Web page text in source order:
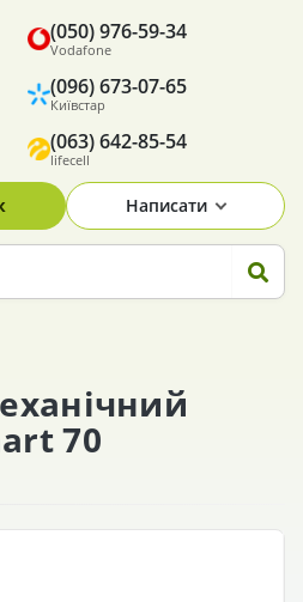
Vodafone
(050) 976-59-34
Київстар
(096) 673-07-65
lifecell
(063) 642-85-54
Написати
70